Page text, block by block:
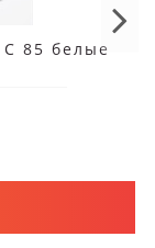
85 белые